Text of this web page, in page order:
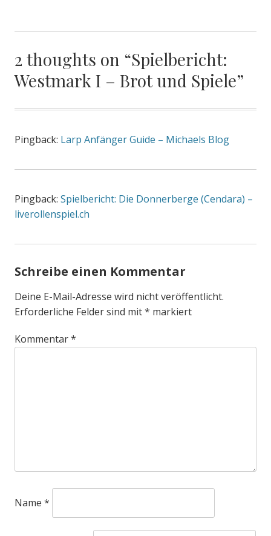
2 thoughts on “Spielbericht:
Westmark I – Brot und Spiele”
Pingback: Larp Anfänger Guide – Michaels Blog
Pingback: Spielbericht: Die Donnerberge (Cendara) –
liverollenspiel.ch
Schreibe einen Kommentar
Deine E-Mail-Adresse wird nicht veröffentlicht.
Erforderliche Felder sind mit* markiert
Kommentar*
Name *